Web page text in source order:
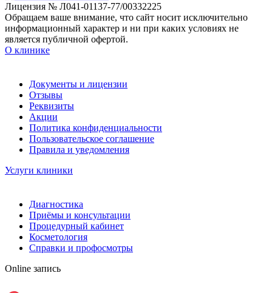
Лицензия № Л041-01137-77/00332225
Обращаем ваше внимание, что сайт носит исключительно
информационный характер и ни при каких условиях не
является публичной офертой.
О клинике
Документы и лицензии
Отзывы
Реквизиты
Акции
Политика конфиденциальности
Пользовательское соглашение
Правила и уведомления
Услуги клиники
Диагностика
Приёмы и консультации
Процедурный кабинет
Косметология
Справки и профосмотры
Online запись